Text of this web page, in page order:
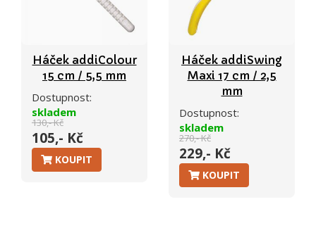
Háček addiColour
15 cm / 5,5 mm
Dostupnost:
skladem
130,- Kč
105,- Kč
KOUPIT
Háček addiSwing
Maxi 17 cm / 2,5
mm
Dostupnost:
skladem
270,- Kč
229,- Kč
KOUPIT